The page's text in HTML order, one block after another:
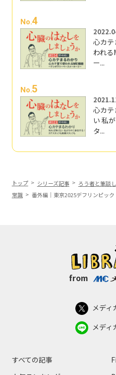
No.4
心カテ
われ
ー...
No.5
心カテ
い 私
タ...
トップ シリーズ記事
ろう者と筆談
常識
番外編｜東京2025デフリンピッ
from
メディ
メディ
すべての記事